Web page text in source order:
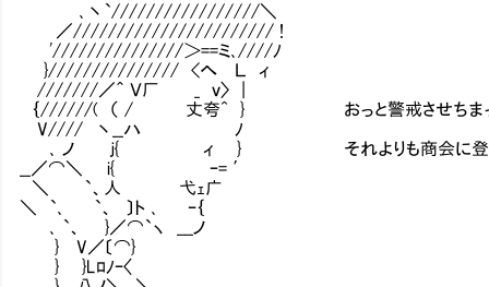
､丶`/////////////////＼
／/////////////////////// !
'///////////////＞==ミ､////ﾉ
}/////////////// <へ Ｌ ィ
///////／＾ Ｖ厂 _ ｖ〉 |
｛//////( （ / 丈夸^ } おっと警戒させちまったか？
V//// 丶__ハ ﾉ
､ ノ ｊ{ ィ } それよりも商会に登録しに来たん
__／⌒＼ i{ ｰ= ′
＼ `、人 弋ｪ广
＼ `､ `、 〕ト ､ ｰ｛
､ `、 }／⌒`ヽ ___ノ
} V／〔⌒}
} }Lﾛﾉｰ〈